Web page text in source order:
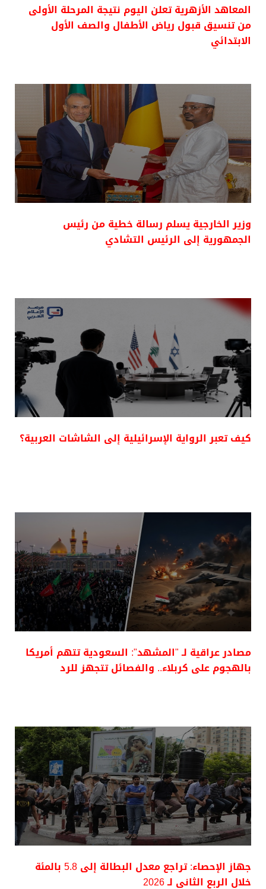
المعاهد الأزهرية تعلن اليوم نتيجة المرحلة الأولى
من تنسيق قبول رياض الأطفال والصف الأول
الابتدائي
وزير الخارجية يسلم رسالة خطية من رئيس
الجمهورية إلى الرئيس التشادي
كيف تعبر الرواية الإسرائيلية إلى الشاشات العربية؟
مصادر عراقية لـ "المشهد": السعودية تتهم أمريكا
بالهجوم على كربلاء.. والفصائل تتجهز للرد
جهاز الإحصاء: تراجع معدل البطالة إلى 5.8 بالمئة
خلال الربع الثانى لـ 2026